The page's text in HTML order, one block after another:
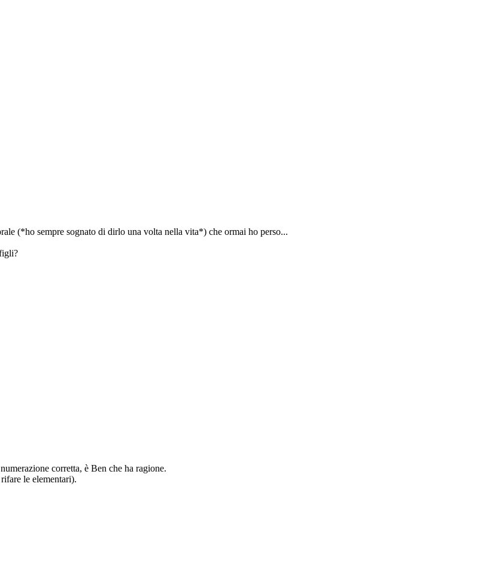
(*ho sempre sognato di dirlo una volta nella vita*) che ormai ho perso...
corretta, è Ben che ha ragione.
le elementari).